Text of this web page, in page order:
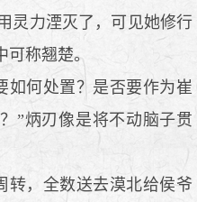
灵力湮灭了，可见她修行
可称翘楚。
何处置？是否要作为崔
”炳刃像是将不动脑子贯
，全数送去漠北给侯爷